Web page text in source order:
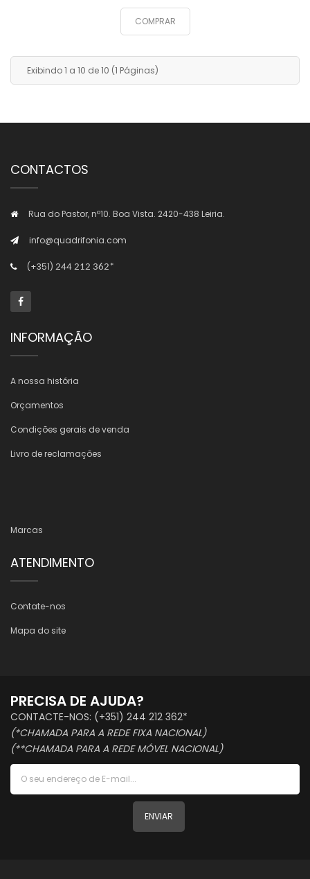
COMPRAR
Exibindo 1 a 10 de 10 (1 Páginas)
CONTACTOS
Rua do Pastor, nº10. Boa Vista. 2420-438 Leiria.
info@quadrifonia.com
(+351) 244 212 362*
INFORMAÇÃO
A nossa história
Orçamentos
Condições gerais de venda
Livro de reclamações
Marcas
ATENDIMENTO
Contate-nos
Mapa do site
PRECISA DE AJUDA?
CONTACTE-NOS: (+351) 244 212 362*
(*CHAMADA PARA A REDE FIXA NACIONAL)
(**CHAMADA PARA A REDE MÓVEL NACIONAL)
ENVIAR